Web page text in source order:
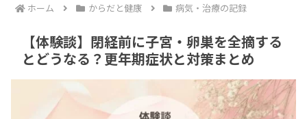
ホーム からだと健康 病気・治療の記録
【体験談】閉経前に子宮・卵巣を全摘する
とどうなる？更年期症状と対策まとめ